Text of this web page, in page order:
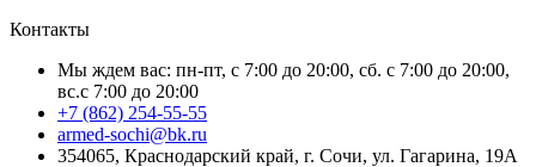
Контакты
Мы ждем вас: пн-пт, с 7:00 до 20:00, сб. с 7:00 до 20:00,
вс.с 7:00 до 20:00
+7 (862) 254-55-55
armed-sochi@bk.ru
354065, Краснодарский край, г. Сочи, ул. Гагарина, 19А